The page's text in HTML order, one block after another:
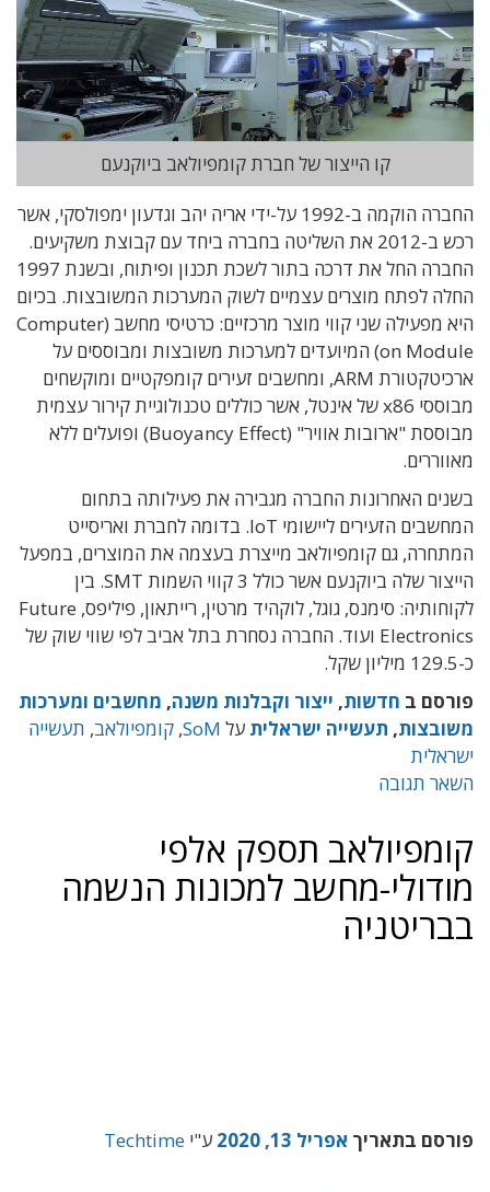
קו הייצור של חברת קומפיולאב ביוקנעם
החברה הוקמה ב-1992 על-ידי אריה יהב וגדעון ימפולסקי, אשר
רכש ב-2012 את השליטה בחברה ביחד עם קבוצת משקיעים.
החברה החל את דרכה בתור לשכת תכנון ופיתוח, ובשנת 1997
החלה לפתח מוצרים עצמיים לשוק המערכות המשובצות. בכיום
היא מפעילה שני קווי מוצר מרכזיים: כרטיסי מחשב (Computer
on Module) המיועדים למערכות משובצות ומבוססים על
ארכיטקטורת ARM, ומחשבים זעירים קומפקטיים ומוקשחים
מבוססי x86 של אינטל, אשר כוללים טכנולוגיית קירור עצמית
מבוססת "ארובות אוויר" (Buoyancy Effect) ופועלים ללא
מאווררים.
בשנים האחרונות החברה מגבירה את פעילותה בתחום
המחשבים הזעירים ליישומי IoT. בדומה לחברת ואריסייט
המתחרה, גם קומפיולאב מייצרת בעצמה את המוצרים, במפעל
הייצור שלה ביוקנעם אשר כולל 3 קווי השמות SMT. בין
לקוחותיה: סימנס, גוגל, לוקהיד מרטין, רייתאון, פיליפס, Future
Electronics ועוד. החברה נסחרת בתל אביב לפי שווי שוק של
כ-129.5 מיליון שקל.
פורסם ב חדשות, ייצור וקבלנות משנה, מחשבים ומערכות
משובצות, תעשייה ישראלית על SoM
, קומפיולאב, תעשייה
ישראלית
השאר תגובה
קומפיולאב תספק אלפי
מודולי-מחשב למכונות הנשמה
בבריטניה
פורסם בתאריך אפריל 13, 2020 ע"י Techtime